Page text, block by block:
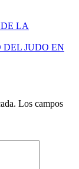
LA
JUDO EN
Los campos